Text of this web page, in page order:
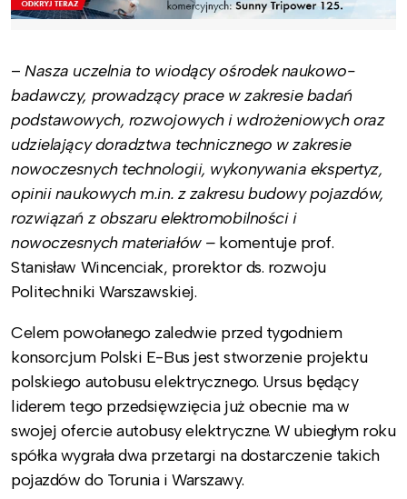
–Nasza uczelnia to wiodący ośrodek naukowo-
badawczy, prowadzący prace w zakresie badań
podstawowych, rozwojowych i wdrożeniowych oraz
udzielający doradztwa technicznego w zakresie
nowoczesnych technologii, wykonywania ekspertyz,
opinii naukowych m.in. z zakresu budowy pojazdów,
rozwiązań z obszaru elektromobilności i
nowoczesnych materiałów –komentuje prof.
Stanisław Wincenciak, prorektor ds. rozwoju
Politechniki Warszawskiej.
Celem powołanego zaledwie przed tygodniem
konsorcjum Polski E-Bus jest stworzenie projektu
polskiego autobusu elektrycznego. Ursus będący
liderem tego przedsięwzięcia już obecnie ma w
swojej ofercie autobusy elektryczne. W ubiegłym roku
spółka wygrała dwa przetargi na dostarczenie takich
pojazdów do Torunia i Warszawy.